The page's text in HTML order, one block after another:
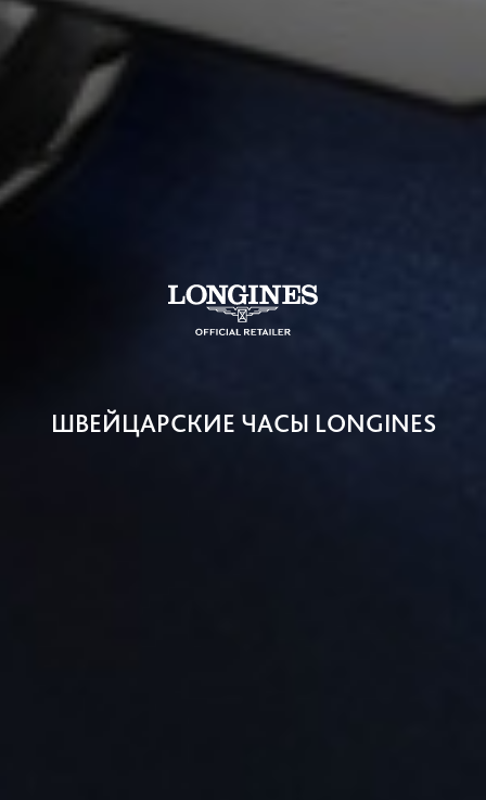
ШВЕЙЦАРСКИЕ ЧАСЫ LONGINES